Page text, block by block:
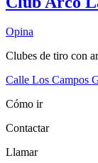
Opina
Clubes de tiro con
Calle Los Campos
Cómo ir
Contactar
Llamar